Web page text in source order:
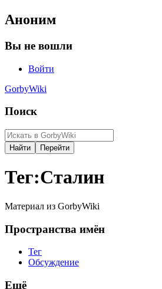
Аноним
Вы не вошли
Войти
GorbyWiki
Поиск
Тег:Сталин
Материал из GorbyWiki
Пространства имён
Тег
Обсуждение
Ещё